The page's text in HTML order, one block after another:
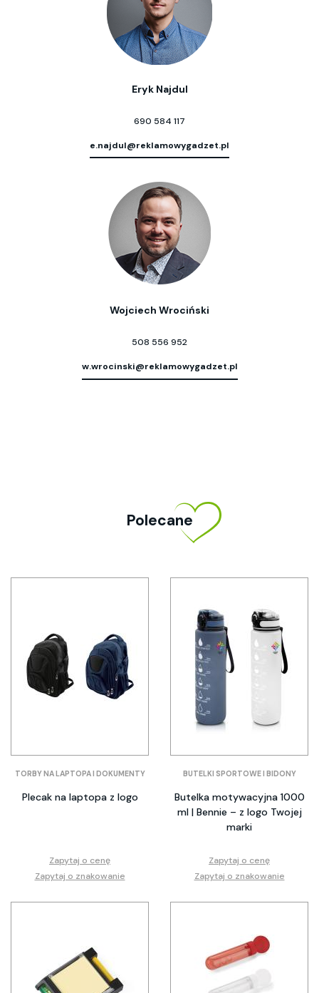
Eryk Najdul
690 584 117
e.najdul@reklamowygadzet.pl
Wojciech Wrociński
508 556 952
w.wrocinski@reklamowygadzet.pl
Polecane
TORBY NA LAPTOPA I DOKUMENTY
Plecak na laptopa z logo
Zapytaj o cenę
Zapytaj o znakowanie
BUTELKI SPORTOWE I BIDONY
Butelka motywacyjna 1000
ml | Bennie – z logo Twojej
marki
Zapytaj o cenę
Zapytaj o znakowanie